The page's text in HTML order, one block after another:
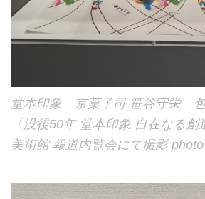
堂本印象 京菓子司 笹谷守栄
「没後50年 堂本印象 自在なる
美術館 報道内覧会にて撮影